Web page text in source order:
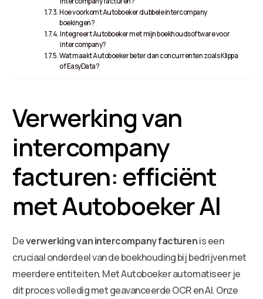
Hoe voorkomt Autoboeker dubbele intercompany
boekingen?
Integreert Autoboeker met mijn boekhoudsoftware voor
intercompany?
Wat maakt Autoboeker beter dan concurrenten zoals Klippa
of EasyData?
Verwerking van
intercompany
facturen: efficiënt
met Autoboeker AI
Deverwerking van intercompany facturenis een
cruciaal onderdeel van de boekhouding bij bedrijven met
meerdere entiteiten. Met Autoboeker automatiseer je
dit proces volledig met geavanceerde OCR en AI. Onze